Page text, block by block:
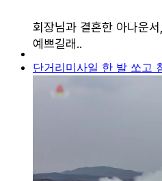
단거리미사일 한 발 쏘고